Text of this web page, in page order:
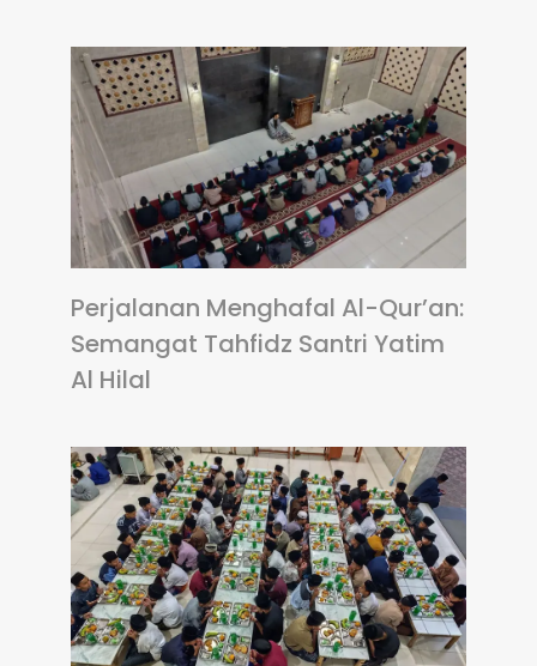
Perjalanan Menghafal Al-Qur’an:
Semangat Tahfidz Santri Yatim
Al Hilal